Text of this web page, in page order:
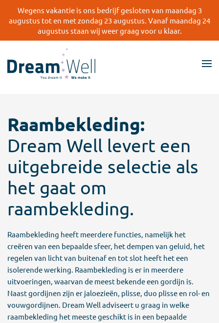
Skip
Wegens vakantie is ons bedrijf gesloten van maandag 3
augustus tot en met zondag 23 augustus. Vanaf maandag 24
augustus staan wij weer graag voor u klaar.
Raambekleding:
Dream Well levert een
uitgebreide selectie als
het gaat om
raambekleding.
Raambekleding heeft meerdere functies, namelijk het
creëren van een bepaalde sfeer, het dempen van geluid, het
regelen van licht van buitenaf en tot slot heeft het een
isolerende werking. Raambekleding is er in meerdere
uitvoeringen, waarvan de meest bekende een gordijn is.
Naast gordijnen zijn er jaloezieën, plisse, duo plisse en rol- en
vouwgordijnen. Dream Well adviseert u graag in welke
raambekleding het meeste geschikt is in een bepaalde